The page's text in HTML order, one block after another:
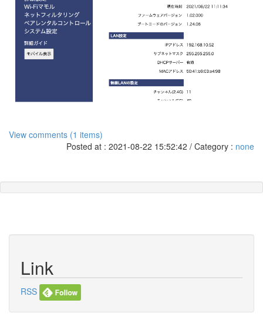
View comments (1 items)
Posted at : 2021-08-22 15:52:42 / Category : none
Link
RSS